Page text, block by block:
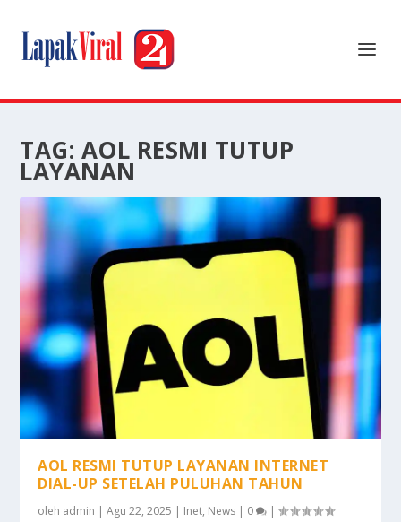
TAG: AOL RESMI TUTUP
LAYANAN
AOL RESMI TUTUP LAYANAN INTERNET
DIAL-UP SETELAH PULUHAN TAHUN
oleh admin |Agu 22, 2025 | Inet, News | 0 |